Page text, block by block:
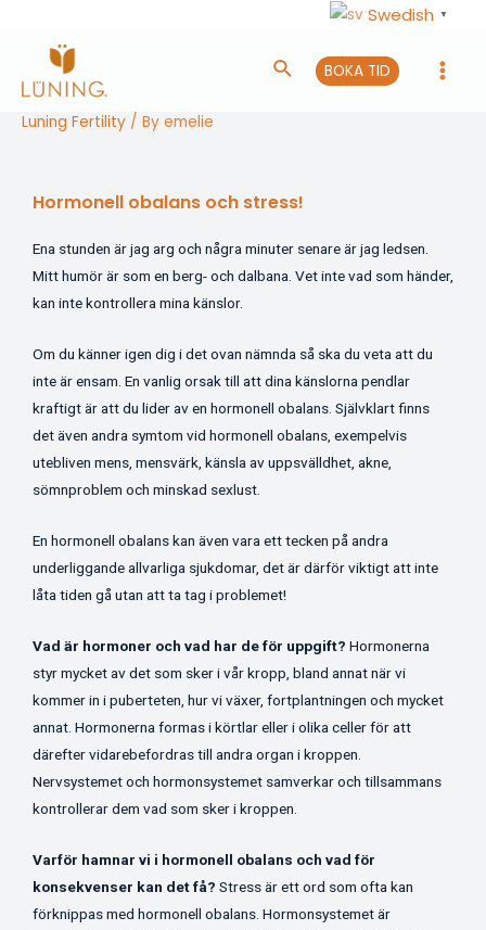
Swedish ▼
BOKA TID
Luning Fertility / By emelie
Hormonell obalans och stress!
Ena stunden är jag arg och några minuter senare är jag ledsen.
Mitt humör är som en berg- och dalbana. Vet inte vad som händer,
kan inte kontrollera mina känslor.
Om du känner igen dig i det ovan nämnda så ska du veta att du
inte är ensam. En vanlig orsak till att dina känslorna pendlar
kraftigt är att du lider av en hormonell obalans. Självklart finns
det även andra symtom vid hormonell obalans, exempelvis
utebliven mens, mensvärk, känsla av uppsvälldhet, akne,
sömnproblem och minskad sexlust.
En hormonell obalans kan även vara ett tecken på andra
underliggande allvarliga sjukdomar, det är därför viktigt att inte
låta tiden gå utan att ta tag i problemet!
Vad är hormoner och vad har de för uppgift? Hormonerna
styr mycket av det som sker i vår kropp, bland annat när vi
kommer in i puberteten, hur vi växer, fortplantningen och mycket
annat. Hormonerna formas i körtlar eller i olika celler för att
därefter vidarebefordras till andra organ i kroppen.
Nervsystemet och hormonsystemet samverkar och tillsammans
kontrollerar dem vad som sker i kroppen.
Varför hamnar vi i hormonell obalans och vad för
konsekvenser kan det få? Stress är ett ord som ofta kan
förknippas med hormonell obalans. Hormonsystemet är